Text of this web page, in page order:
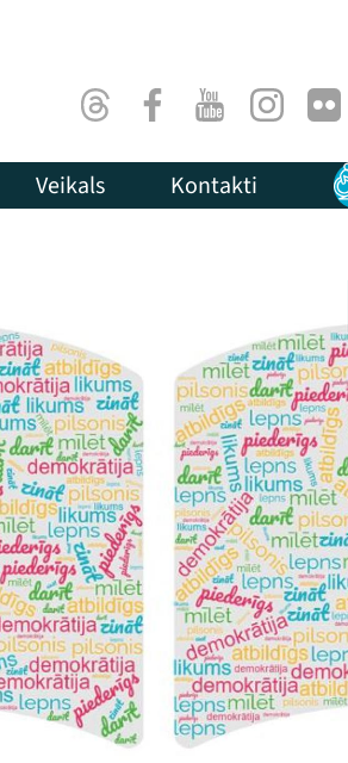
ThreadsFacebookYoutubeInstagram
Flick
Veikals Kontakti